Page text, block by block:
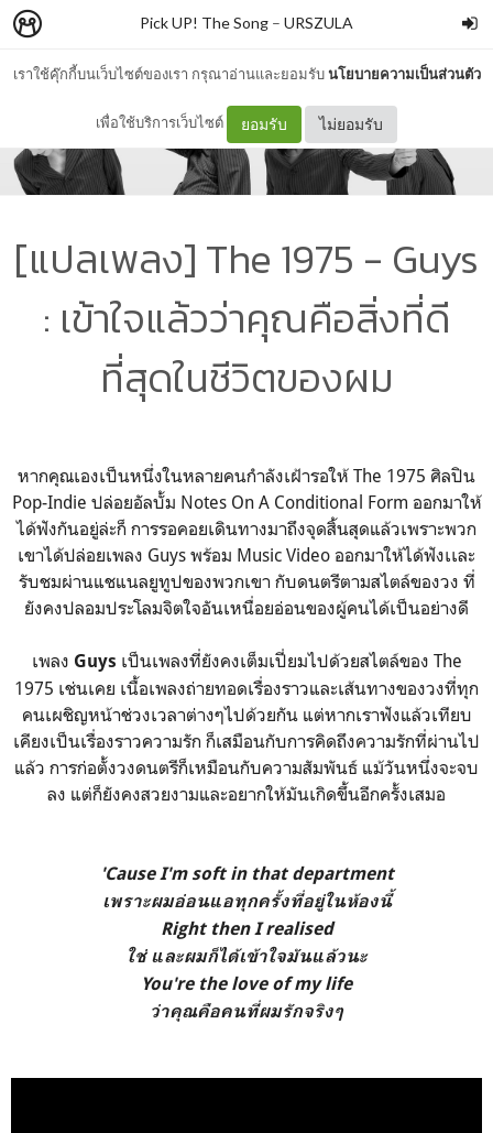
เราใช้คุ๊กกี้บนเว็บไซต์ของเรา กรุณาอ่านและยอมรับนโยบายความเป็นส่วนตัว
เพื่อใช้บริการเว็บไซต์ ยอมรับ ไม่ยอมรับ
Pick UP! The Song – URSZULA
[แปลเพลง] The 1975 - Guys
: เข้าใจแล้วว่าคุณคือสิ่งที่ดี
ที่สุดในชีวิตของผม
หากคุณเองเป็นหนึ่งในหลายคนกำลังเฝ้ารอให้ The 1975 ศิลปิน
Pop-Indie ปล่อยอัลบั้ม Notes On A Conditional Form ออกมาให้
ได้ฟังกันอยู่ล่ะก็ การรอคอยเดินทางมาถึงจุดสิ้นสุดแล้วเพราะพวก
เขาได้ปล่อยเพลง Guys พร้อม Music Video ออกมาให้ได้ฟังเเละ
รับชมผ่านแชแนลยูทูปของพวกเขา กับดนตรีตามสไตล์ของวง ที่
ยังคงปลอมประโลมจิตใจอันเหนื่อยอ่อนของผู้คนได้เป็นอย่างดี
เพลง Guys เป็นเพลงที่ยังคงเต็มเปี่ยมไปด้วยสไตล์ของ The
1975 เช่นเคย เนื้อเพลงถ่ายทอดเรื่องราวและเส้นทางของวงที่ทุก
คนเผชิญหน้าช่วงเวลาต่างๆไปด้วยกัน แต่หากเราฟังแล้วเทียบ
เคียงเป็นเรื่องราวความรัก ก็เสมือนกับการคิดถึงความรักที่ผ่านไป
แล้ว การก่อตั้งวงดนตรีก็เหมือนกับความสัมพันธ์ แม้วันหนึ่งจะจบ
ลง แต่ก็ยังคงสวยงามและอยากให้มันเกิดขึ้นอีกครั้งเสมอ
'Cause I'm soft in that department
เพราะผมอ่อนแอทุกครั้งที่อยู่ในห้องนี้
Right then I realised
ใช่ และผมก็ได้เข้าใจมันแล้วนะ
You're the love of my life
ว่าคุณคือคนที่ผมรักจริงๆ